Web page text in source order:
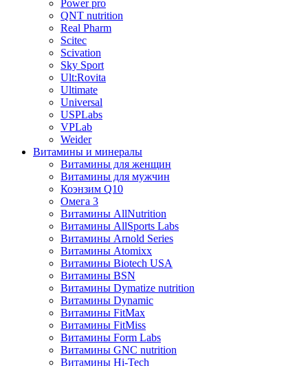
Power pro
QNT nutrition
Real Pharm
Scitec
Scivation
Sky Sport
Ult:Rovita
Ultimate
Universal
USPLabs
VPLab
Weider
Витамины и минералы
Витамины для женщин
Витамины для мужчин
Коэнзим Q10
Омега 3
Витамины AllNutrition
Витамины AllSports Labs
Витамины Arnold Series
Витамины Atomixx
Витамины Biotech USA
Витамины BSN
Витамины Dymatize nutrition
Витамины Dynamic
Витамины FitMax
Витамины FitMiss
Витамины Form Labs
Витамины GNC nutrition
Витамины Hi-Tech